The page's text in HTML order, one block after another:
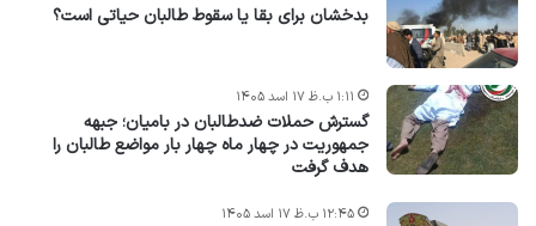
بدخشان برای بقا یا سقوط طالبان حیاتی است؟
گسترش حملات ضدطالبان در بامیان؛ جبهه
جمهوریت در چهار ماه چهار بار مواضع طالبان را
هدف گرفت
۱:۱۱ ب.ظ ۱۷ اسد ۱۴۰۵
۱۲:۴۵ ب.ظ ۱۷ اسد ۱۴۰۵